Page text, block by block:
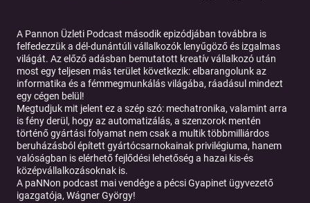
A Pannon Üzleti Podcast második epizódjában továbbra is
felfedezzük a dél-dunántúli vállalkozók lenyűgöző és izgalmas
világát. Az előző adásban bemutatott kreatív vállalkozó után
most egy teljesen más terület következik: elbarangolunk az
informatika és a fémmegmunkálás világába, ráadásul mindezt
egy cégen belül!
Megtudjuk mit jelent ez a szép szó: mechatronika, valamint arra
is fény derül, hogy az automatizálás, a szenzorok mentén
történő gyártási folyamat nem csak a multik többmilliárdos
beruházásból épített gyártócsarnokainak privilégiuma, hanem
valóságban is elérhető fejlődési lehetőség a hazai kis-és
középvállalkozásoknak is.
A paNNon podcast mai vendége a pécsi Gyapinet ügyvezető
igazgatója, Wágner György!